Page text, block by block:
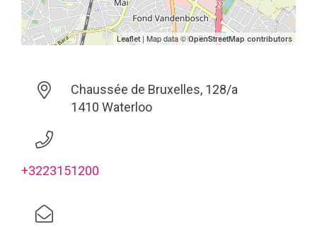
Leaflet| Map data ©OpenStreetMap contributors
Chaussée de Bruxelles, 128/a
1410 Waterloo
+3223151200